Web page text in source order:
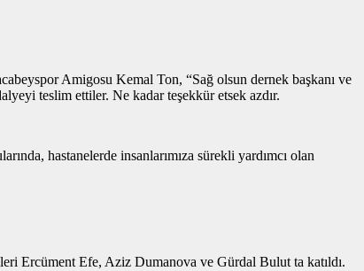
Amigosu Kemal Ton, “Sağ olsun dernek başkanı ve
teslim ettiler. Ne kadar teşekkür etsek azdır.
hastanelerde insanlarımıza sürekli yardımcı olan
Ercüment Efe, Aziz Dumanova ve Gürdal Bulut ta katıldı.